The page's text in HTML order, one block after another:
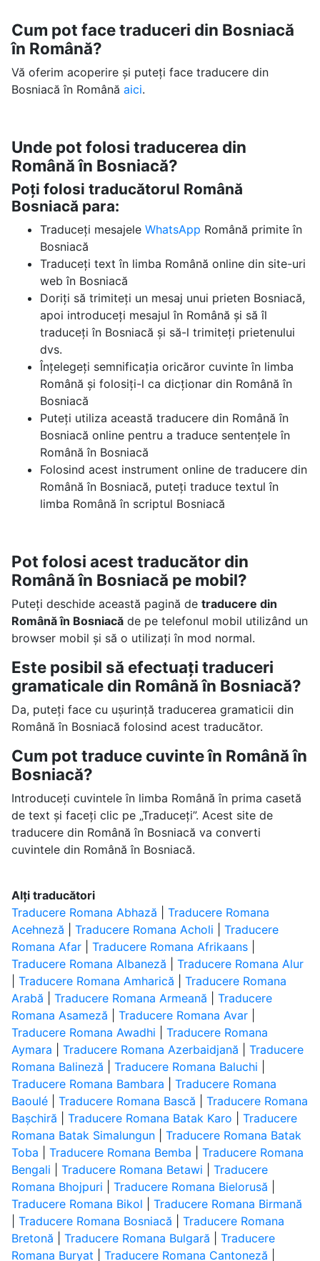
Cum pot face traduceri din Bosniacă
în Română?
Vă oferim acoperire și puteți face traducere din
Bosniacă în Română aici.
Unde pot folosi traducerea din
Română în Bosniacă?
Poți folosi traducătorul Română
Bosniacă para:
Traduceți mesajele WhatsApp Română primite în
Bosniacă
Traduceți text în limba Română online din site-uri
web în Bosniacă
Doriți să trimiteți un mesaj unui prieten Bosniacă,
apoi introduceți mesajul în Română și să îl
traduceți în Bosniacă și să-l trimiteți prietenului
dvs.
Înțelegeți semnificația oricăror cuvinte în limba
Română și folosiți-l ca dicționar din Română în
Bosniacă
Puteți utiliza această traducere din Română în
Bosniacă online pentru a traduce sentențele în
Română în Bosniacă
Folosind acest instrument online de traducere din
Română în Bosniacă, puteți traduce textul în
limba Română în scriptul Bosniacă
Pot folosi acest traducător din
Română în Bosniacă pe mobil?
Puteți deschide această pagină de traducere din
Română în Bosniacăde pe telefonul mobil utilizând un
browser mobil și să o utilizați în mod normal.
Este posibil să efectuați traduceri
gramaticale din Română în Bosniacă?
Da, puteți face cu ușurință traducerea gramaticii din
Română în Bosniacă folosind acest traducător.
Cum pot traduce cuvinte în Română în
Bosniacă?
Introduceți cuvintele în limba Română în prima casetă
de text și faceți clic pe „Traduceți”. Acest site de
traducere din Română în Bosniacă va converti
cuvintele din Română în Bosniacă.
Alți traducători
Traducere Romana Abhază
Traducere Romana
Acehneză
Traducere Romana Acholi
Traducere
Romana Afar| Traducere Romana Afrikaans|
Traducere Romana Albaneză
Traducere Romana Alur
Traducere Romana Amharică
Traducere Romana
Arabă
Traducere Romana Armeană
Traducere
Romana Asameză
Traducere Romana Avar|
Traducere Romana Awadhi
Traducere Romana
Aymara
Traducere Romana Azerbaidjană
Traducere
Romana Balineză
Traducere Romana Baluchi
Traducere Romana Bambara
Traducere Romana
Baoulé| Traducere Romana Bască
Traducere Romana
Bașchiră
Traducere Romana Batak Karo
Traducere
Romana Batak Simalungun| Traducere Romana Batak
Toba
Traducere Romana Bemba
Traducere Romana
Bengali
Traducere Romana Betawi
Traducere
Romana Bhojpuri
Traducere Romana Bielorusă
Traducere Romana Bikol
Traducere Romana Birmană
Traducere Romana Bosniacă
Traducere Romana
Bretonă
Traducere Romana Bulgară
Traducere
Romana Buryat
Traducere Romana Cantoneză